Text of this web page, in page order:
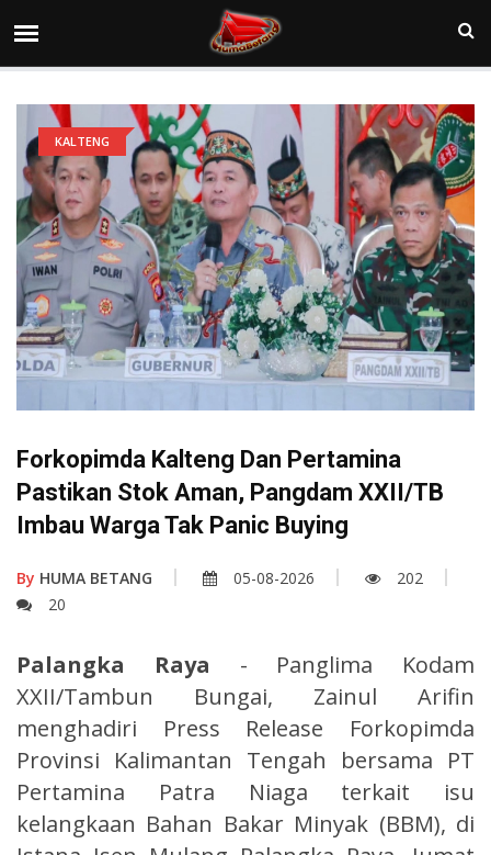
KALTENG
Forkopimda Kalteng Dan Pertamina
Pastikan Stok Aman, Pangdam XXII/TB
Imbau Warga Tak Panic Buying
By HUMA BETANG 05-08-2026
202
20
Palangka Raya - Panglima Kodam
XXII/Tambun Bungai, Zainul Arifin
menghadiri Press Release Forkopimda
Provinsi Kalimantan Tengah bersama PT
Pertamina Patra Niaga terkait isu
kelangkaan Bahan Bakar Minyak (BBM), di